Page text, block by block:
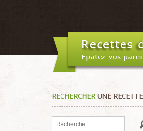
RECHERCHERUNE RECETTE
Rechercher